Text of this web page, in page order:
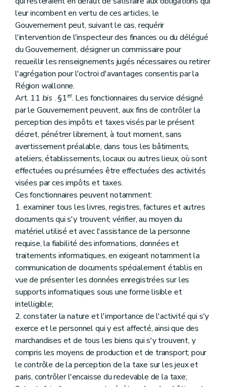
leur incombent en vertu de ces articles, le
Gouvernement peut, suivant le cas, requérir
l'intervention de l'inspecteur des finances ou du délégué
du Gouvernement, désigner un commissaire pour
recueillir les renseignements jugés nécessaires ou retirer
l'agrégation pour l'octroi d'avantages consentis par la
Région wallonne.
Art. 11 bis . §1er. Les fonctionnaires du service désigné
par le Gouvernement peuvent, aux fins de contrôler la
perception des impôts et taxes visés par le présent
décret, pénétrer librement, à tout moment, sans
avertissement préalable, dans tous les bâtiments,
ateliers, établissements, locaux ou autres lieux, où sont
effectuées ou présumées être effectuées des activités
visées par ces impôts et taxes.
Ces fonctionnaires peuvent notamment:
1. examiner tous les livres, registres, factures et autres
documents qui s'y trouvent; vérifier, au moyen du
matériel utilisé et avec l'assistance de la personne
requise, la fiabilité des informations, données et
traitements informatiques, en exigeant notamment la
communication de documents spécialement établis en
vue de présenter les données enregistrées sur les
supports informatiques sous une forme lisible et
intelligible;
2. constater la nature et l'importance de l'activité qui s'y
exerce et le personnel qui y est affecté, ainsi que des
marchandises et de tous les biens qui s'y trouvent, y
compris les moyens de production et de transport; pour
le contrôle de la perception de la taxe sur les jeux et
paris, contrôler l'encaisse du redevable de la taxe;